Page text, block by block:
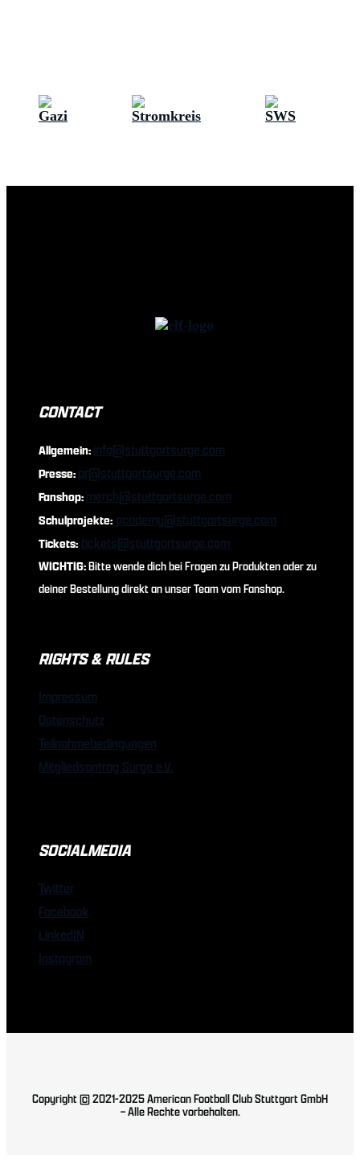
CONTACT
Allgemein:info@stuttgartsurge.com
Presse:pr@stuttgartsurge.com
Fanshop:merch@stuttgartsurge.com
Schulprojekte: academy@stuttgartsurge.com
Tickets: tickets@stuttgartsurge.com
WICHTIG:Bitte wende dich bei Fragen zu Produkten oder zu
deiner Bestellung direkt an unser Team vom Fanshop.
RIGHTS & RULES
Impressum
Datenschutz
Teilnahmebedingungen
Mitgliedsantrag Surge e.V.
SOCIALMEDIA
Twitter
Facebook
LinkedIN
Instagram
Copyright © 2021-2025 American Football Club Stuttgart GmbH
– Alle Rechte vorbehalten.